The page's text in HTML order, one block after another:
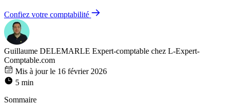
Confiez votre comptabilité
Guillaume DELEMARLE Expert-comptable chez L-Expert-
Comptable.com
Mis à jour le 16 février 2026
5 min
Sommaire